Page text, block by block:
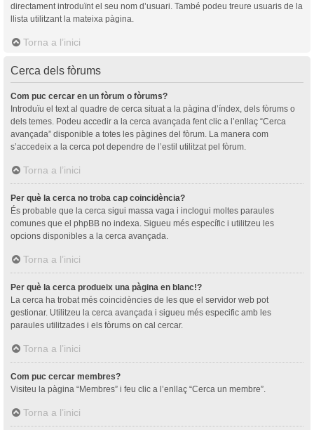
directament introduïnt el seu nom d’usuari. També podeu treure usuaris de la
llista utilitzant la mateixa pàgina.
Torna a l’inici
Cerca dels fòrums
Com puc cercar en un fòrum o fòrums?
Introduïu el text al quadre de cerca situat a la pàgina d’índex, dels fòrums o
dels temes. Podeu accedir a la cerca avançada fent clic a l’enllaç “Cerca
avançada” disponible a totes les pàgines del fòrum. La manera com
s’accedeix a la cerca pot dependre de l’estil utilitzat pel fòrum.
Torna a l’inici
Per què la cerca no troba cap coincidència?
És probable que la cerca sigui massa vaga i inclogui moltes paraules
comunes que el phpBB no indexa. Sigueu més específic i utilitzeu les
opcions disponibles a la cerca avançada.
Torna a l’inici
Per què la cerca produeix una pàgina en blanc!?
La cerca ha trobat més coincidències de les que el servidor web pot
gestionar. Utilitzeu la cerca avançada i sigueu més especific amb les
paraules utilitzades i els fòrums on cal cercar.
Torna a l’inici
Com puc cercar membres?
Visiteu la pàgina “Membres” i feu clic a l’enllaç “Cerca un membre”.
Torna a l’inici